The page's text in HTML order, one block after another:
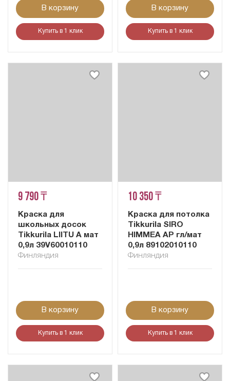
В корзину
Купить в 1 клик
В корзину
Купить в 1 клик
9 790 ₸
Краска для
школьных досок
Tikkurila LIITU A мат
0,9л 39V60010110
Финляндия
В корзину
Купить в 1 клик
10 350 ₸
Краска для потолка
Tikkurila SIRO
HIMMEA AP гл/мат
0,9л 89102010110
Финляндия
В корзину
Купить в 1 клик